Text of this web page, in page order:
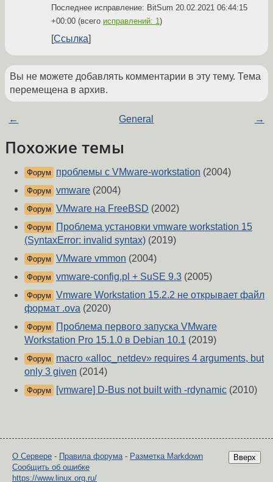
Последнее исправление: BitSum 20.02.2021 06:44:15
+00:00 (всего исправлений: 1)
Ссылка
Вы не можете добавлять комментарии в эту тему. Тема
перемещена в архив.
← General →
Похожие темы
Форум проблемы с VMware-workstation (2004)
Форум vmware (2004)
Форум VMware на FreeBSD (2002)
Форум
Проблема установки vmware workstation 15
(SyntaxError: invalid syntax) (2019)
Форум VMware vmmon (2004)
Форум vmware-config.pl + SuSE 9.3 (2005)
Форум Vmware Workstation 15.2.2 не открывает файл
формат .ova (2020)
Форум
Проблема первого запуска VMware
Workstation Pro 15.1.0 в Debian 10.1 (2019)
Форум
macro «alloc_netdev» requires 4 arguments, but
only 3 given (2014)
Форум [vmware] D-Bus not built with -rdynamic (2010)
Вверх
О Сервере - Правила форума- Разметка Markdown
Сообщить об ошибке
https://www.linux.org.ru/